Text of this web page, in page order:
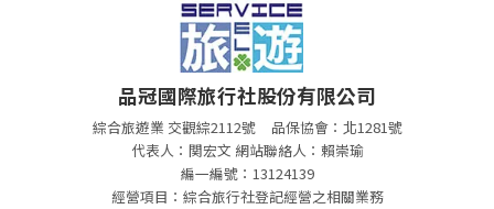
品冠國際旅行社股份有限公司
綜合旅遊業 交觀綜2112號
品保協會：北1281號
代表人：関宏文 網站聯絡人：賴崇瑜
編一編號：13124139
經營項目：綜合旅行社登記經營之相關業務